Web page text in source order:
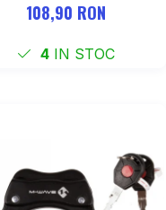
108,90 RON
4IN STOC